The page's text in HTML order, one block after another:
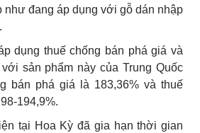
như đang áp dụng với gỗ dán nhập
dụng thuế chống bán phá giá và
sản phẩm này của Trung Quốc
bán phá giá là 183,36% và thuế
194,9%.
tại Hoa Kỳ đã gia hạn thời gian